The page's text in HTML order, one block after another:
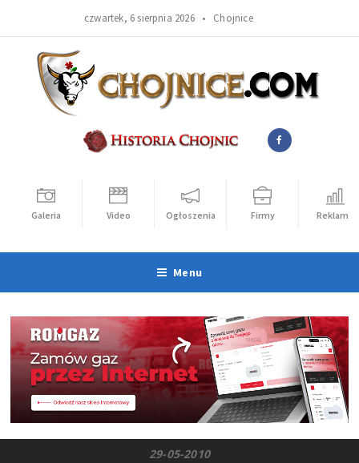
czwartek, 6 sierpnia 2026 • Chojnice
Galeria Video Ogłoszenia Firmy Reklama
Menu
29-05-2010